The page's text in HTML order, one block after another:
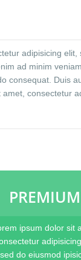
accusamus et
vero eos et
deleniti atque
fuga. Et
adipisicing
ad minim
consequat. Duis
consectetur
Ut enim ad
ex ea
ipsum dolor amet
accusamus et
deleniti atque
fuga. Et
PREMIUM
ipsum dolor sit
sed do eiusmod